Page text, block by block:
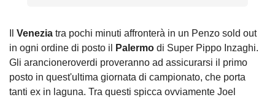
Venezia tra pochi minuti affronterà in un Penzo sold out
in ogni ordine di posto il
Palermo di Super Pippo Inzaghi.
Gli arancioneroverdi proveranno ad assicurarsi il primo
posto in quest'ultima giornata di campionato, che porta
tanti ex in laguna. Tra questi spicca ovviamente Joel